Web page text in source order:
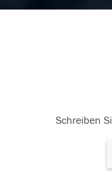
Schreiben